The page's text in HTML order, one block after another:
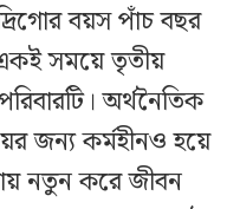
বয়স পাঁচ বছর
সময়ে তৃতীয়
অর্থনৈতিক
জন্য কর্মহীনও হয়ে
নতুন করে জীবন